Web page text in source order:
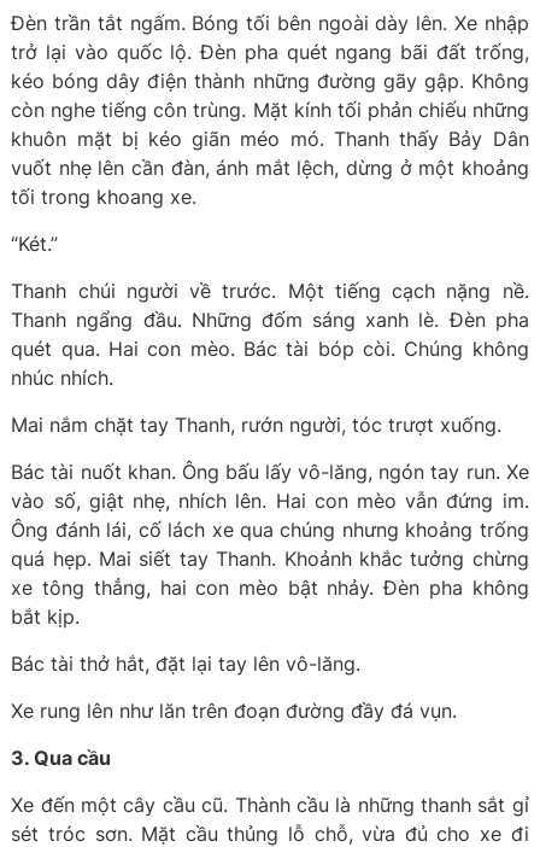
Đèn trần tắt ngấm. Bóng tối bên ngoài dày lên. Xe nhập
trở lại vào quốc lộ. Đèn pha quét ngang bãi đất trống,
kéo bóng dây điện thành những đường gãy gập. Không
còn nghe tiếng côn trùng. Mặt kính tối phản chiếu những
khuôn mặt bị kéo giãn méo mó. Thanh thấy Bảy Dân
vuốt nhẹ lên cần đàn, ánh mắt lệch, dừng ở một khoảng
tối trong khoang xe.
“Két.”
Thanh chúi người về trước. Một tiếng cạch nặng nề.
Thanh ngẩng đầu. Những đốm sáng xanh lè. Đèn pha
quét qua. Hai con mèo. Bác tài bóp còi. Chúng không
nhúc nhích.
Mai nắm chặt tay Thanh, rướn người, tóc trượt xuống.
Bác tài nuốt khan. Ông bấu lấy vô-lăng, ngón tay run. Xe
vào số, giật nhẹ, nhích lên. Hai con mèo vẫn đứng im.
Ông đánh lái, cố lách xe qua chúng nhưng khoảng trống
quá hẹp. Mai siết tay Thanh. Khoảnh khắc tưởng chừng
xe tông thẳng, hai con mèo bật nhảy. Đèn pha không
bắt kịp.
Bác tài thở hắt, đặt lại tay lên vô-lăng.
Xe rung lên như lăn trên đoạn đường đầy đá vụn.
3. Qua cầu
Xe đến một cây cầu cũ. Thành cầu là những thanh sắt gỉ
sét tróc sơn. Mặt cầu thủng lỗ chỗ, vừa đủ cho xe đi